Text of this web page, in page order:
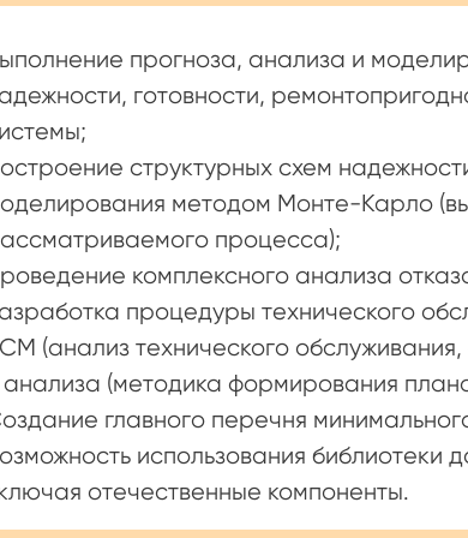
прогноза, анализа и
готовности,
структурных схем
методом Монте-Карло
процесса);
комплексного анализа
процедуры технического
(анализ технического
(методика формирования
главного перечня
использования библиотеки
отечественные компоненты.